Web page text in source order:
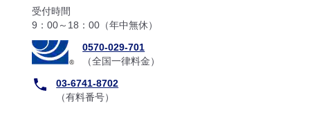
受付時間
9：00～18：00（年中無休）
0570-029-701
（全国一律料金）
03-6741-8702
（有料番号）